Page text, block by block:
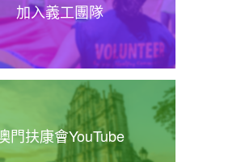
加入義工團隊
門扶康會YouTube